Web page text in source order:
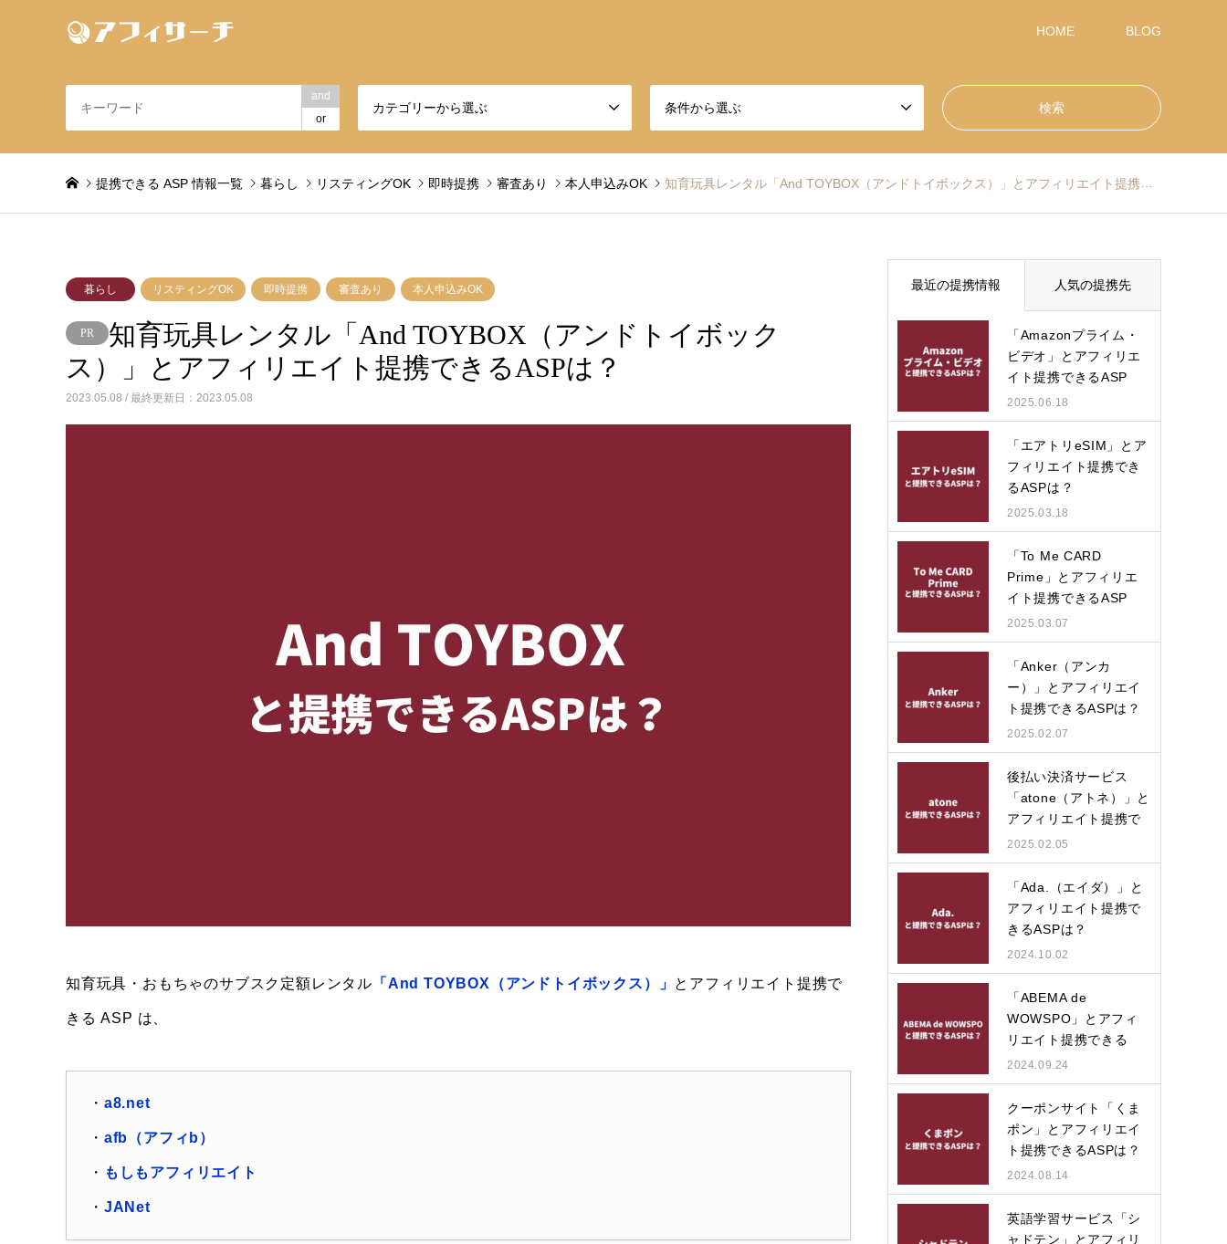
HOME BLOG
and
or
カテゴリーから選ぶ 条件から選ぶ
提携できる ASP 情報一覧 暮らし リスティングOK 即時提携 審査あり 本人申込みOK 知育玩具レンタル「And TOYBOX（アンドトイボックス）」とアフィリエイト提携できるASPは？
暮らし リスティングOK 即時提携 審査あり 本人申込みOK
知育玩具レンタル「And TOYBOX（アンドトイボック
ス）」とアフィリエイト提携できるASPは？
2023.05.08 / 最終更新日：2023.05.08
知育玩具・おもちゃのサブスク定額レンタル 「And TOYBOX（アンドトイボックス）」 とアフィリエイト提携で
きる ASP は、
・ a8.net
・ afb（アフィb）
・ もしもアフィリエイト
・ JANet
最近の提携情報 人気の提携先
「Amazonプライム・
ビデオ」とアフィリエ
イト提携できるASP
は？
2025.06.18
「エアトリeSIM」とア
フィリエイト提携でき
るASPは？
2025.03.18
「To Me CARD
Prime」とアフィリエ
イト提携できるASP
は？
2025.03.07
「Anker（アンカ
ー）」とアフィリエイ
ト提携できるASPは？
2025.02.07
後払い決済サービス
「atone（アトネ）」と
アフィリエイト提携で
きる…
2025.02.05
「Ada.（エイダ）」と
アフィリエイト提携で
きるASPは？
2024.10.02
「ABEMA de
WOWSPO」とアフィ
リエイト提携できる
ASPは？
2024.09.24
クーポンサイト「くま
ポン」とアフィリエイ
ト提携できるASPは？
2024.08.14
英語学習サービス「シ
ャドテン」とアフィリ